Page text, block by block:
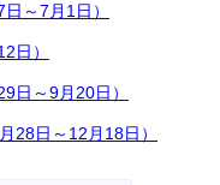
～7月1日）
日）
日～9月20日）
28日～12月18日）